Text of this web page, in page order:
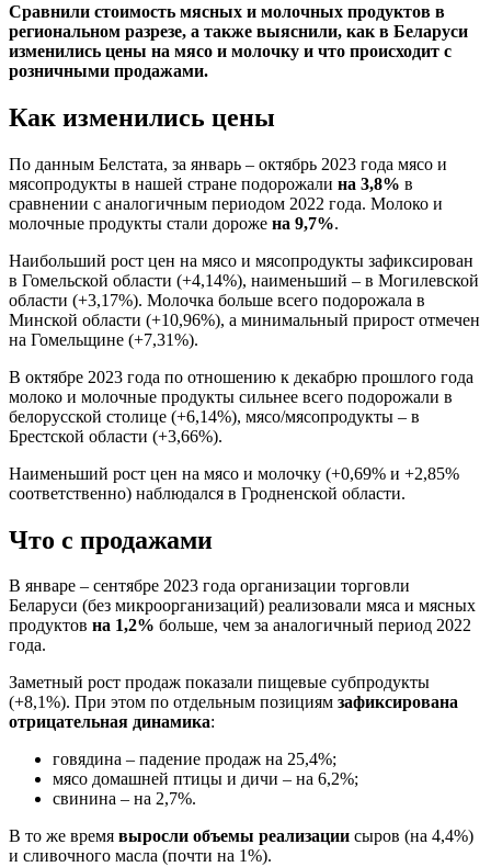
Сравнили стоимость мясных и молочных продуктов в
региональном разрезе, а также выяснили, как в Беларуси
изменились цены на мясо и молочку и что происходит с
розничными продажами.
Как изменились цены
По данным Белстата, за январь – октябрь 2023 года мясо и
мясопродукты в нашей стране подорожали на 3,8% в
сравнении с аналогичным периодом 2022 года. Молоко и
молочные продукты стали дороже на 9,7%.
Наибольший рост цен на мясо и мясопродукты зафиксирован
в Гомельской области (+4,14%), наименьший – в Могилевской
области (+3,17%). Молочка больше всего подорожала в
Минской области (+10,96%), а минимальный прирост отмечен
на Гомельщине (+7,31%).
В октябре 2023 года по отношению к декабрю прошлого года
молоко и молочные продукты сильнее всего подорожали в
белорусской столице (+6,14%), мясо/мясопродукты – в
Брестской области (+3,66%).
Наименьший рост цен на мясо и молочку (+0,69% и +2,85%
соответственно) наблюдался в Гродненской области.
Что с продажами
В январе – сентябре 2023 года организации торговли
Беларуси (без микроорганизаций) реализовали мяса и мясных
продуктов на 1,2% больше, чем за аналогичный период 2022
года.
Заметный рост продаж показали пищевые субпродукты
(+8,1%). При этом по отдельным позициям зафиксирована
отрицательная динамика:
говядина – падение продаж на 25,4%;
мясо домашней птицы и дичи – на 6,2%;
свинина – на 2,7%.
В то же время выросли объемы реализации сыров (на 4,4%)
и сливочного масла (почти на 1%).